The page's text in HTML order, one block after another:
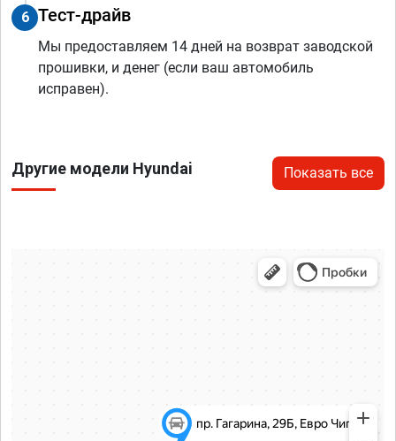
6 Тест-драйв
Мы предоставляем 14 дней на возврат заводской
прошивки, и денег (если ваш автомобиль
исправен).
Другие модели Hyundai Показать все